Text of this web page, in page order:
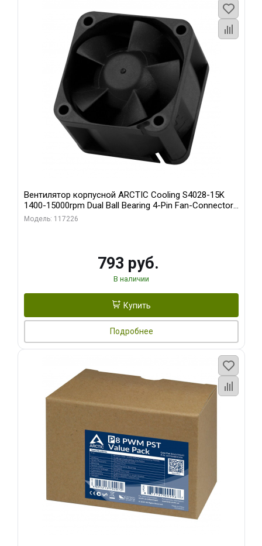
Вентилятор корпусной ARCTIC Cooling S4028-15K
1400-15000rpm Dual Ball Bearing 4-Pin Fan-Connector
(ACFAN00264A)
Модель: 117226
793 руб.
В наличии
Купить
Подробнее